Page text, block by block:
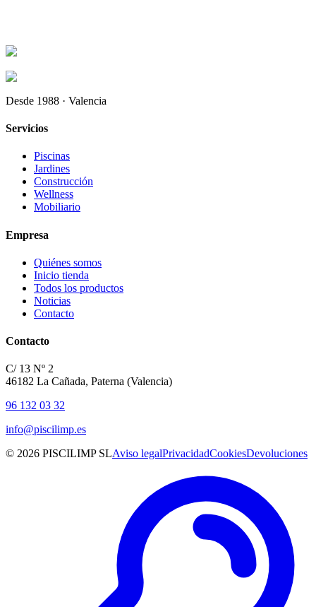
Desde 1988 · Valencia
Servicios
Piscinas
Jardines
Construcción
Wellness
Mobiliario
Empresa
Quiénes somos
Inicio tienda
Todos los productos
Noticias
Contacto
Contacto
C/ 13 Nº 2
46182 La Cañada, Paterna (Valencia)
96 132 03 32
info@piscilimp.es
© 2026 PISCILIMP SLAviso legalPrivacidadCookiesDevoluciones